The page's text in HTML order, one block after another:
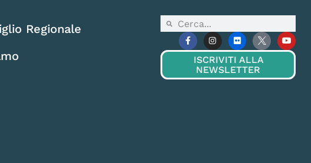
Regionale
ISCRIVITI ALLA
NEWSLETTER